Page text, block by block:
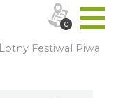
Festiwal Piwa
0